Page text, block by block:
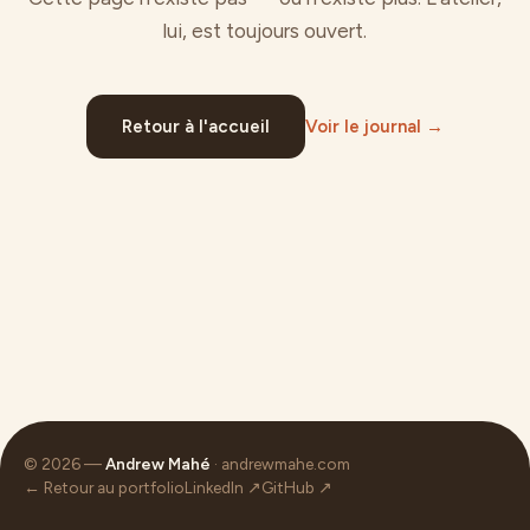
lui, est toujours ouvert.
Retour à l'accueil Voir le journal →
© 2026 —Andrew Mahé · andrewmahe.com
← Retour au portfolioLinkedIn ↗GitHub ↗